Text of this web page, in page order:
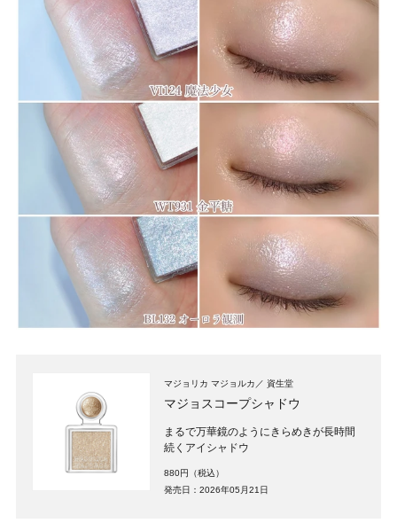
マジョリカ マジョルカ 資生堂
マジョスコープシャドウ
まるで万華鏡のようにきらめきが長時間
続くアイシャドウ
880円（税込）
発売日：2026年05月21日